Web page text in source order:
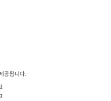
공됩니다.